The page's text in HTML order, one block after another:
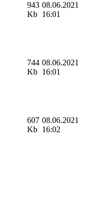
943
Kb
08.06.2021
16:01
744
Kb
08.06.2021
16:01
607
Kb
08.06.2021
16:02